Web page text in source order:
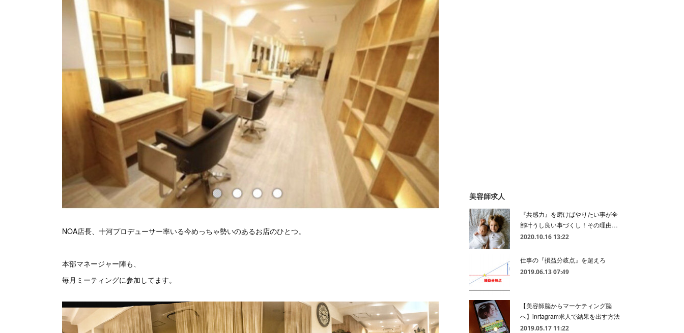
NOA店長、十河プロデューサー率いる今めっちゃ勢いのあるお店のひとつ。
本部マネージャー陣も、
毎月ミーティングに参加してます。
美容師求人
『共感力』を磨けばやりたい事が全
部叶うし良い事づくし！その理由…
2020.10.16 13:22
仕事の『損益分岐点』を超えろ
2019.06.13 07:49
【美容師脳からマーケティング脳
へ】inrtagram求人で結果を出す方法
2019.05.17 11:22